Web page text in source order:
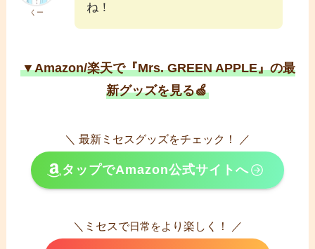
くー
ね！
▼Amazon/楽天で『Mrs. GREEN APPLE』の最
新グッズを見る🍏
＼ 最新ミセスグッズをチェック！ ／
タップでAmazon公式サイトへ
＼ミセスで日常をより楽しく！ ／